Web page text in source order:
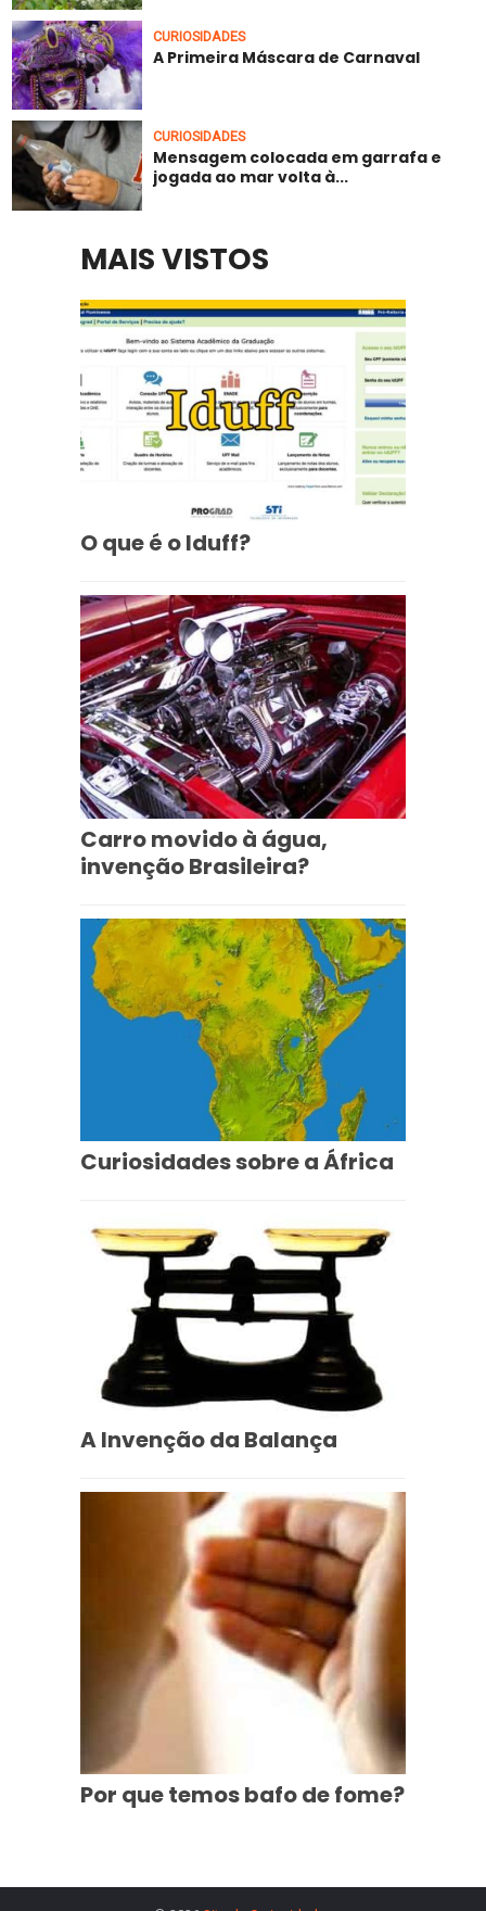
CURIOSIDADES
A Primeira Máscara de Carnaval
CURIOSIDADES
Mensagem colocada em garrafa e
jogada ao mar volta à...
MAIS VISTOS
O que é o Iduff?
Carro movido à água,
invenção Brasileira?
Curiosidades sobre a África
A Invenção da Balança
Por que temos bafo de fome?